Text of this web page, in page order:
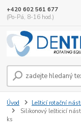
+420 602 561 677
(Po-Pá, 8-16 hod.)
Úvod Lešticí rotační
Silikonový lešticicí
ks